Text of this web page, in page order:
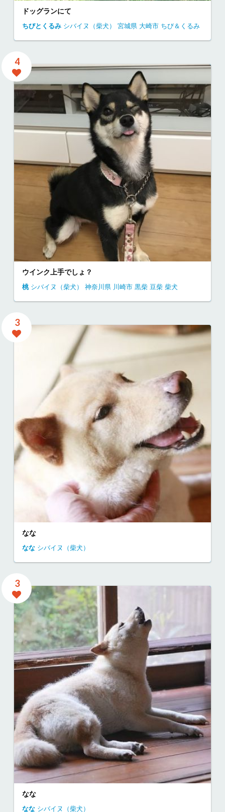
ドッグランにて
ちびとくるみ シバイヌ（柴犬） 宮城県 大崎市 ちび＆くるみ
4
ウインク上手でしょ？
桃 シバイヌ（柴犬） 神奈川県 川崎市 黒柴 豆柴 柴犬
3
なな
なな シバイヌ（柴犬）
3
なな
なな シバイヌ（柴犬）